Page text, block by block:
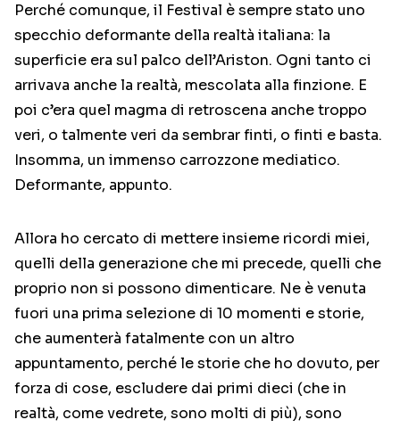
Perché comunque, il Festival è sempre stato uno
specchio deformante della realtà italiana: la
superficie era sul palco dell’Ariston. Ogni tanto ci
arrivava anche la realtà, mescolata alla finzione. E
poi c’era quel magma di retroscena anche troppo
veri, o talmente veri da sembrar finti, o finti e basta.
Insomma, un immenso carrozzone mediatico.
Deformante, appunto.
Allora ho cercato di mettere insieme ricordi miei,
quelli della generazione che mi precede, quelli che
proprio non si possono dimenticare. Ne è venuta
fuori una prima selezione di 10 momenti e storie,
che aumenterà fatalmente con un altro
appuntamento, perché le storie che ho dovuto, per
forza di cose, escludere dai primi dieci (che in
realtà, come vedrete, sono molti di più), sono